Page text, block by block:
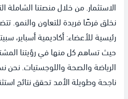
نخلق فرصًا فريدة للتعاون والنمو.
رئيسية للأعضاء: أكاديمية أسباير،
حيث تساهم كل منها في رؤيتنا
الرياضة والصحة واللوجستيات. نحن
ناجحة وطويلة الأمد تحقق نتائج